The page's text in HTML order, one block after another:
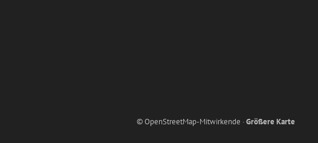
© OpenStreetMap-Mitwirkende ·Größere Karte